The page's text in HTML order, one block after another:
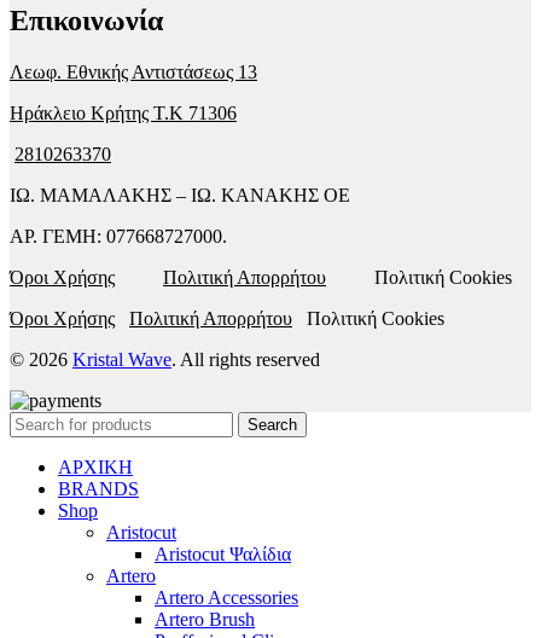
Επικοινωνία
Λεωφ. Εθνικής Αντιστάσεως 13
Ηράκλειο Κρήτης T.K 71306
2810263370
ΙΩ. ΜΑΜΑΛΑΚΗΣ – ΙΩ. ΚΑΝΑΚΗΣ ΟΕ
ΑΡ. ΓΕΜΗ: 077668727000.
Όροι Χρήσης
Πολιτική Απορρήτου Πολιτική Cookies
Όροι Χρήσης
Πολιτική Απορρήτου Πολιτική Cookies
© 2026 Kristal Wave. All rights reserved
Search
ΑΡΧΙΚΗ
BRANDS
Shop
Aristocut
Aristocut Ψαλίδια
Artero
Artero Accessories
Artero Brush